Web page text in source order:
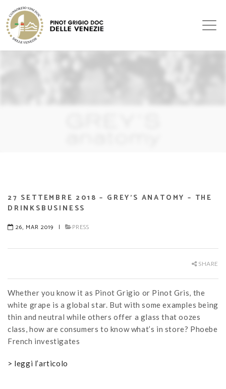
27 SETTEMBRE 2018 – GREY’S ANATOMY – THE
DRINKSBUSINESS
26, MAR 2019 | PRESS
SHARE
Whether you know it as Pinot Grigio or Pinot Gris, the
white grape is a global star. But with some examples being
thin and neutral while others offer a glass that oozes
class, how are consumers to know what’s in store? Phoebe
French investigates
> leggi l’articolo